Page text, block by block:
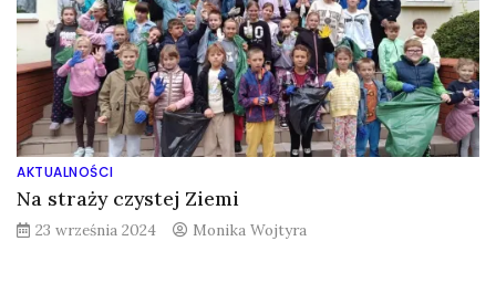
AKTUALNOŚCI
Na straży czystej Ziemi
23 września 2024 Monika Wojtyra